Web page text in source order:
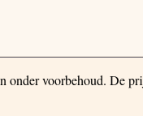
onder voorbehoud. De